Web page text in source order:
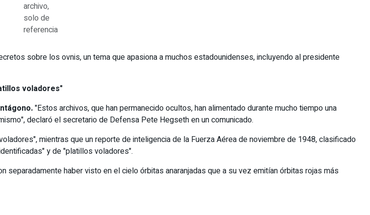
archivo,
solo de
referencia
sobre los ovnis, un tema que apasiona a muchos estadounidenses, incluyendo al presidente
voladores"
"Estos archivos, que han permanecido ocultos, han alimentado durante mucho tiempo una
declaró el secretario de Defensa Pete Hegseth en un comunicado.
mientras que un reporte de inteligencia de la Fuerza Aérea de noviembre de 1948, clasificado
y de "platillos voladores".
haber visto en el cielo órbitas anaranjadas que a su vez emitían órbitas rojas más